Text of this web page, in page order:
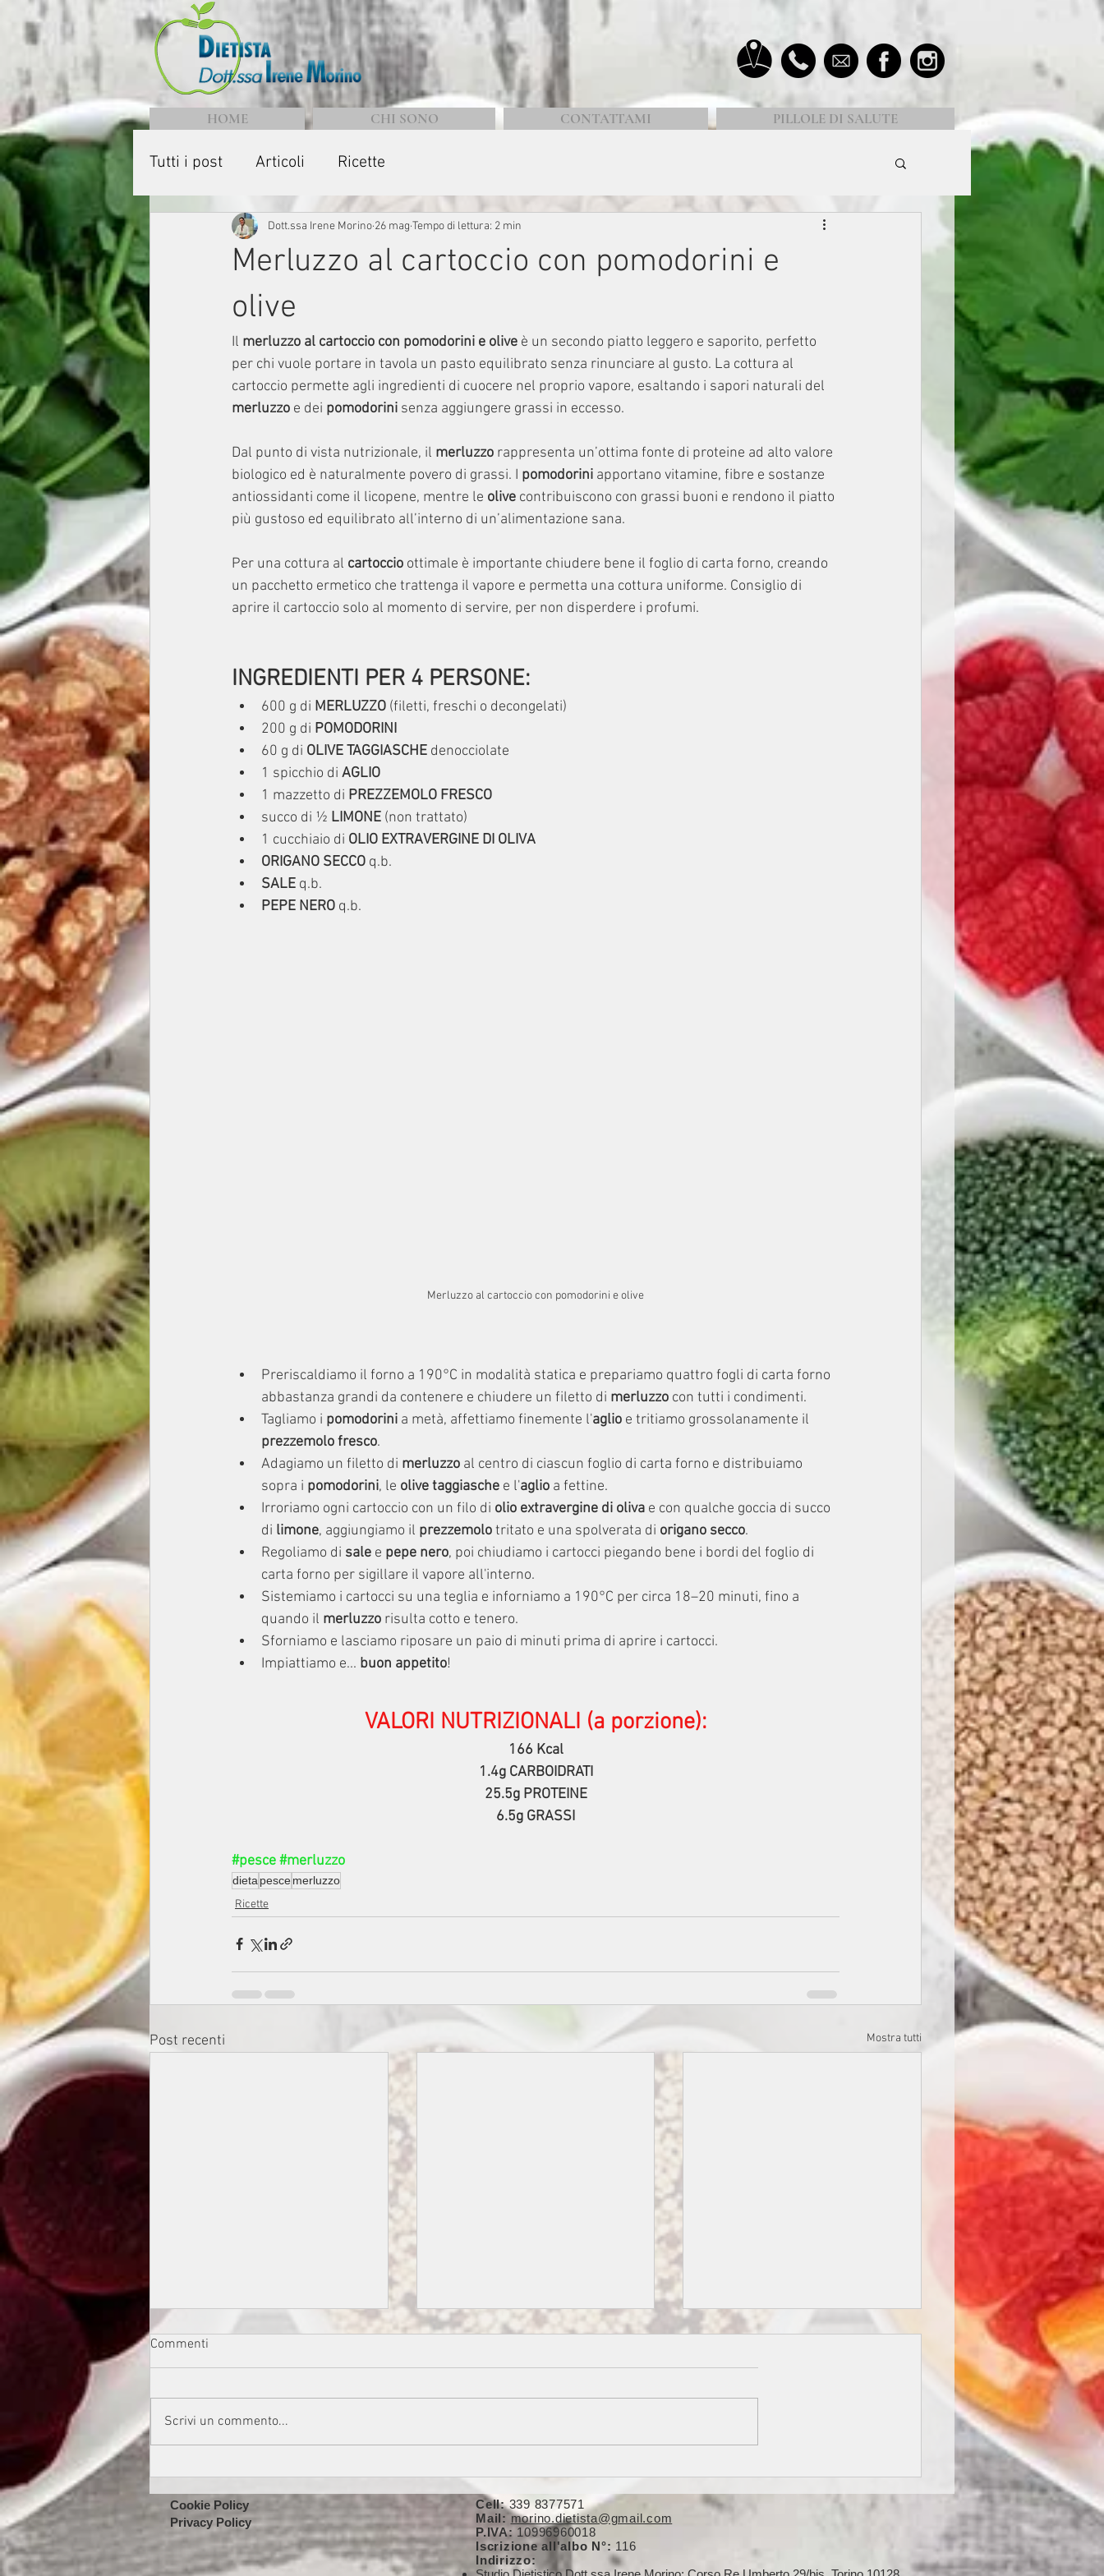
HOME CHI SONO CONTATTAMI PILLOLE DI SALUTE
Tutti i post Articoli Ricette
Merluzzo al cartoccio con pomodorini e
olive
Dott.ssa Irene Morino 26 mag Tempo di lettura: 2 min
Il merluzzo al cartoccio con pomodorini e olive è un secondo piatto leggero e saporito, perfetto
per chi vuole portare in tavola un pasto equilibrato senza rinunciare al gusto. La cottura al
cartoccio permette agli ingredienti di cuocere nel proprio vapore, esaltando i sapori naturali del
merluzzo e dei pomodorini senza aggiungere grassi in eccesso.
Dal punto di vista nutrizionale, il merluzzo rappresenta un’ottima fonte di proteine ad alto valore
biologico ed è naturalmente povero di grassi. I pomodorini apportano vitamine, fibre e sostanze
antiossidanti come il licopene, mentre le olive contribuiscono con grassi buoni e rendono il piatto
più gustoso ed equilibrato all’interno di un’alimentazione sana.
Per una cottura al cartoccio ottimale è importante chiudere bene il foglio di carta forno, creando
un pacchetto ermetico che trattenga il vapore e permetta una cottura uniforme. Consiglio di
aprire il cartoccio solo al momento di servire, per non disperdere i profumi.
INGREDIENTI PER 4 PERSONE:
600 g di MERLUZZO (filetti, freschi o decongelati)
200 g di POMODORINI
60 g di OLIVE TAGGIASCHE denocciolate
1 spicchio di AGLIO
1 mazzetto di PREZZEMOLO FRESCO
succo di ½ LIMONE (non trattato)
1 cucchiaio di OLIO EXTRAVERGINE DI OLIVA
ORIGANO SECCO q.b.
SALE q.b.
PEPE NERO q.b.
Merluzzo al cartoccio con pomodorini e olive
Preriscaldiamo il forno a 190°C in modalità statica e prepariamo quattro fogli di carta forno
abbastanza grandi da contenere e chiudere un filetto di merluzzo con tutti i condimenti.
Tagliamo i pomodorini a metà, affettiamo finemente l'aglio e tritiamo grossolanamente il
prezzemolo fresco.
Adagiamo un filetto di merluzzo al centro di ciascun foglio di carta forno e distribuiamo
sopra i pomodorini, le olive taggiasche e l'aglio a fettine.
Irroriamo ogni cartoccio con un filo di olio extravergine di oliva e con qualche goccia di succo
di limone, aggiungiamo il prezzemolo tritato e una spolverata di origano secco.
Regoliamo di sale e pepe nero, poi chiudiamo i cartocci piegando bene i bordi del foglio di
carta forno per sigillare il vapore all'interno.
Sistemiamo i cartocci su una teglia e inforniamo a 190°C per circa 18–20 minuti, fino a
quando il merluzzo risulta cotto e tenero.
Sforniamo e lasciamo riposare un paio di minuti prima di aprire i cartocci.
Impiattiamo e... buon appetito!
VALORI NUTRIZIONALI (a porzione):
166 Kcal
1.4g CARBOIDRATI
25.5g PROTEINE
6.5g GRASSI
#pesce#merluzzo
dieta pescemerluzzo
Ricette
Post recenti Mostra tutti
controindicazioni
Commenti
Scrivi un commento...
Cookie Policy
Privacy Policy
Cell:339 8377571
Mail: morino.dietista@gmail.com
P.IVA: 10996960018
Iscrizione all'albo N°: 116
Indirizzo: